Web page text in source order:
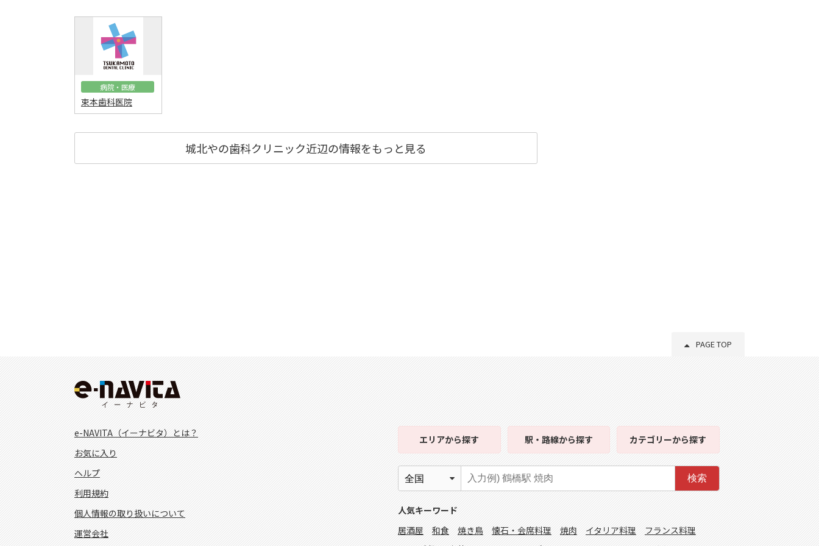
病院・医療
束本歯科医院
城北やの歯科クリニック近辺の情報をもっと見る
PAGE TOP
e-NAVITA（イーナビタ）とは？
お気に入り
ヘルプ
利用規約
個人情報の取り扱いについて
運営会社
エリアから探す 駅・路線から探す カテゴリーから探す
検索
人気キーワード
居酒屋
和食 焼き鳥 懐石・会席料理 焼肉 イタリア料理
フランス料理